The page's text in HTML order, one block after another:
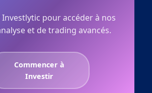
Investlytic pour accéder à nos
et de trading avancés.
Commencer à
Investir